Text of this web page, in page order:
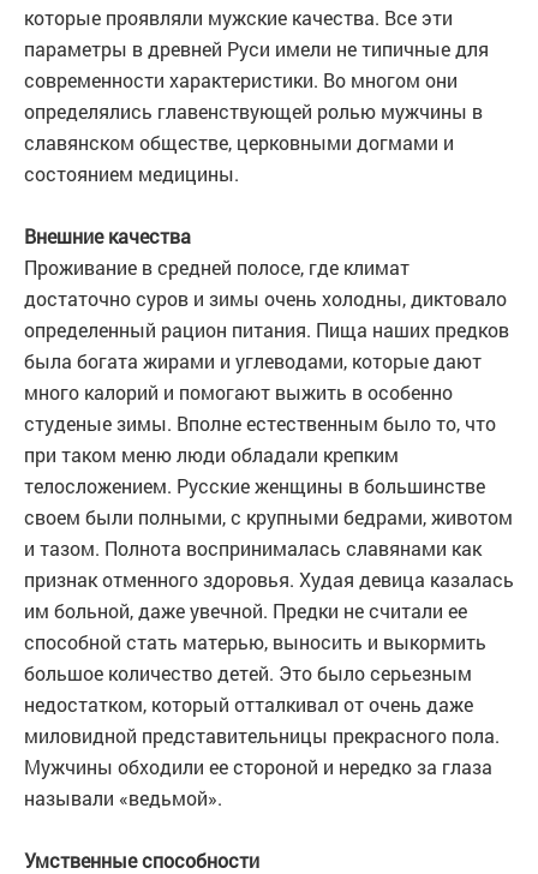
которые проявляли мужские качества. Все эти
параметры в древней Руси имели не типичные для
современности характеристики. Во многом они
определялись главенствующей ролью мужчины в
славянском обществе, церковными догмами и
состоянием медицины.
Внешние качества
Проживание в средней полосе, где климат
достаточно суров и зимы очень холодны, диктовало
определенный рацион питания. Пища наших предков
была богата жирами и углеводами, которые дают
много калорий и помогают выжить в особенно
студеные зимы. Вполне естественным было то, что
при таком меню люди обладали крепким
телосложением. Русские женщины в большинстве
своем были полными, с крупными бедрами, животом
и тазом. Полнота воспринималась славянами как
признак отменного здоровья. Худая девица казалась
им больной, даже увечной. Предки не считали ее
способной стать матерью, выносить и выкормить
большое количество детей. Это было серьезным
недостатком, который отталкивал от очень даже
миловидной представительницы прекрасного пола.
Мужчины обходили ее стороной и нередко за глаза
называли «ведьмой».
Умственные способности